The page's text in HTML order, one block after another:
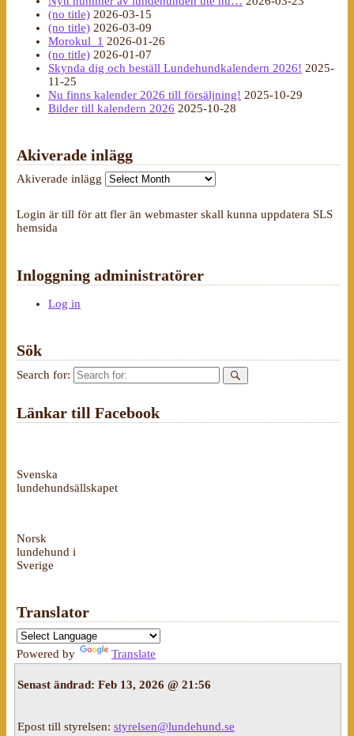
(no title) 2026-03-15
(no title) 2026-03-09
Morokul_1 2026-01-26
(no title) 2026-01-07
Skynda dig och beställ Lundehundkalendern 2026! 2025-
11-25
Nu finns kalender 2026 till försäljning! 2025-10-29
Bilder till kalendern 2026 2025-10-28
Akiverade inlägg
Akiverade inlägg
Login är till för att fler än webmaster skall kunna uppdatera SLS
hemsida
Inloggning administratörer
Log in
Sök
Search for:
Länkar till Facebook
Svenska
lundehundsällskapet
Norsk
lundehund i
Sverige
Translator
Powered by Translate
Senast ändrad: Feb 13, 2026 @ 21:56
Epost till styrelsen: styrelsen@lundehund.se